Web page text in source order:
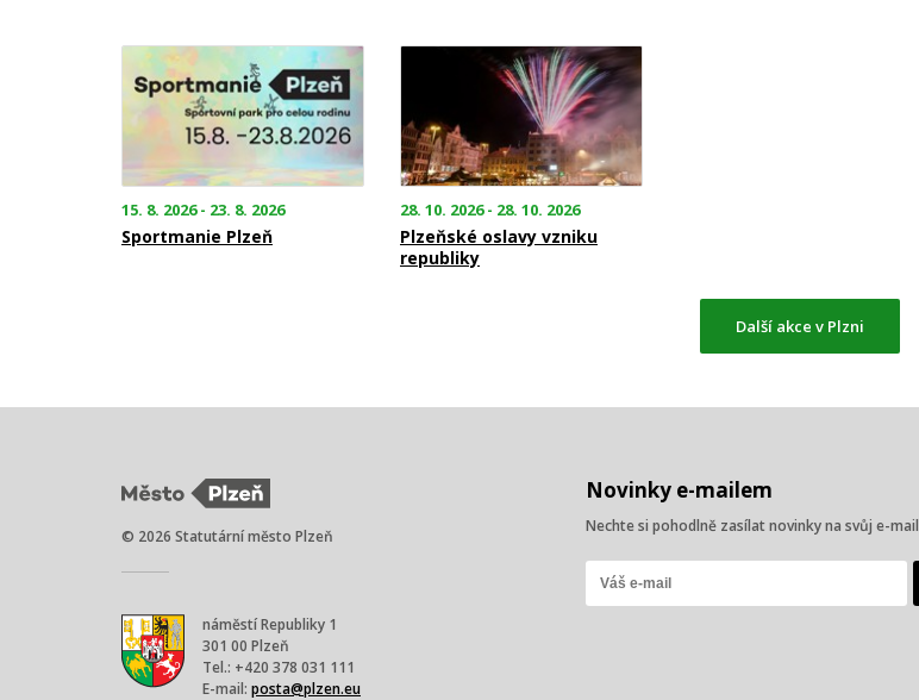
15. 8. 2026 - 23. 8. 2026
Sportmanie Plzeň
28. 10. 2026 - 28. 10. 2026
Plzeňské oslavy vzniku
republiky
Další akce v Plzni
Novinky e-mailem
Nechte si pohodlně zasílat novinky na svůj e-mail
© 2026 Statutární město Plzeň
náměstí Republiky 1
301 00 Plzeň
Tel.: +420 378 031 111
E-mail: posta@plzen.eu